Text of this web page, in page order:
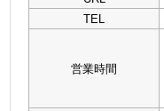
TEL
営業時間